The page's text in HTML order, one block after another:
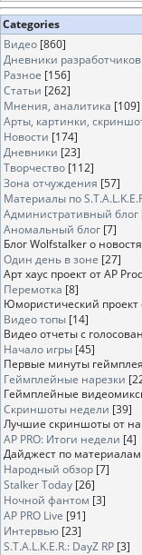
Categories
Видео [860]
Дневники разработчиков
Разное [156]
Статьи [262]
Мнения, аналитика [109]
Арты, картинки,
Новости [174]
Дневники [23]
Творчество [112]
Зона отчуждения [57]
Материалы по
Административный блог
Аномальный блог [7]
Блог Wolfstalker о
Один день в зоне [27]
Арт хаус проект от AP
Перемотка [8]
Юмористический проект
Видео топы [14]
Видео отчеты с
Начало игры [45]
Первые минуты
Геймплейные нарезки
Геймплейные
Скриншоты недели [39]
Лучшие скриншоты от
AP PRO: Итоги недели [4]
Дайджест по
Народный обзор [7]
Stalker Today [26]
Ночной фантом [3]
AP PRO Live [91]
Интервью [23]
S.T.A.L.K.E.R.: DayZ RP [3]